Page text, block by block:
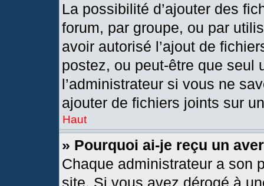
La possibilité d’ajouter des
forum, par groupe, ou par
avoir autorisé l’ajout de
postez, ou peut-être que seul
l’administrateur si vous ne
ajouter de fichiers joints sur
Haut
» Pourquoi ai-je reçu un
Chaque administrateur a son
site. Si vous avez dérogé à